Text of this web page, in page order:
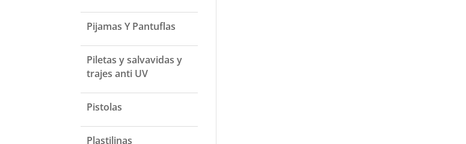
Pijamas Y Pantuflas
Piletas y salvavidas y
trajes anti UV
Pistolas
Plastilinas